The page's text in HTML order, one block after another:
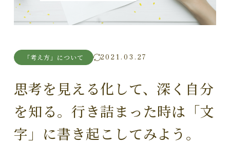
「考え方」について 2021.03.27
思考を見える化して、深く自分
を知る。行き詰まった時は「文
字」に書き起こしてみよう。